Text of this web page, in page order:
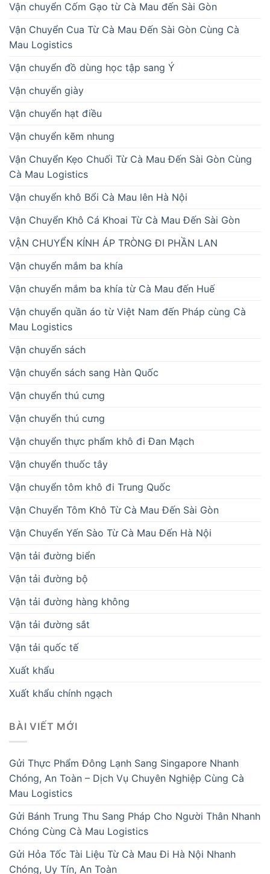
Vận chuyển Cốm Gạo từ Cà Mau đến Sài Gòn
Vận Chuyển Cua Từ Cà Mau Đến Sài Gòn Cùng Cà
Mau Logistics
Vận chuyển đồ dùng học tập sang Ý
Vận chuyển giày
Vận chuyển hạt điều
Vận chuyển kẽm nhung
Vận Chuyển Kẹo Chuối Từ Cà Mau Đến Sài Gòn Cùng
Cà Mau Logistics
Vận chuyển khô Bổi Cà Mau lên Hà Nội
Vận Chuyển Khô Cá Khoai Từ Cà Mau Đến Sài Gòn
VẬN CHUYỂN KÍNH ÁP TRÒNG ĐI PHẦN LAN
Vận chuyển mắm ba khía
Vận chuyển mắm ba khía từ Cà Mau đến Huế
Vận chuyển quần áo từ Việt Nam đến Pháp cùng Cà
Mau Logistics
Vận chuyển sách
Vận chuyển sách sang Hàn Quốc
Vận chuyển thú cưng
Vận chuyển thú cưng
Vận chuyển thực phẩm khô đi Đan Mạch
Vận chuyển thuốc tây
Vận chuyển tôm khô đi Trung Quốc
Vận Chuyển Tôm Khô Từ Cà Mau Đến Sài Gòn
Vận Chuyển Yến Sào Từ Cà Mau Đến Hà Nội
Vận tải đường biển
Vận tải đường bộ
Vận tải đường hàng không
Vận tải đường sắt
Vận tải quốc tế
Xuất khẩu
Xuất khẩu chính ngạch
BÀI VIẾT MỚI
Gửi Thực Phẩm Đông Lạnh Sang Singapore Nhanh
Chóng, An Toàn – Dịch Vụ Chuyên Nghiệp Cùng Cà
Mau Logistics
Gửi Bánh Trung Thu Sang Pháp Cho Người Thân Nhanh
Chóng Cùng Cà Mau Logistics
Gửi Hỏa Tốc Tài Liệu Từ Cà Mau Đi Hà Nội Nhanh
Chóng, Uy Tín, An Toàn